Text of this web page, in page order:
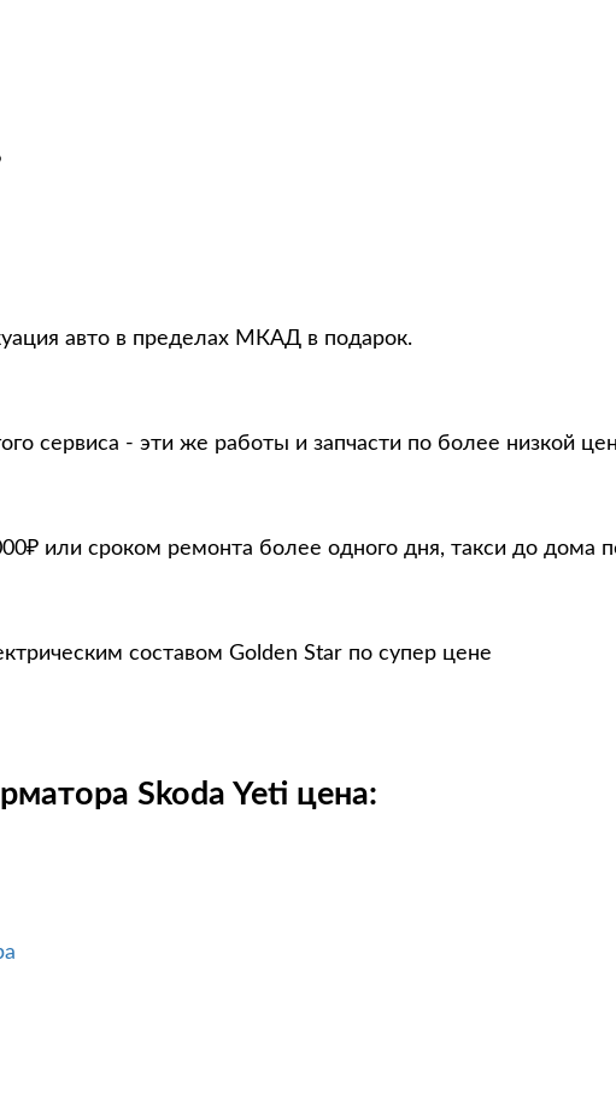
авто в пределах МКАД в подарок.
сервиса - эти же работы и запчасти по более низкой
или сроком ремонта более одного дня, такси до дома
составом Golden Star по супер цене
Skoda Yeti цена: